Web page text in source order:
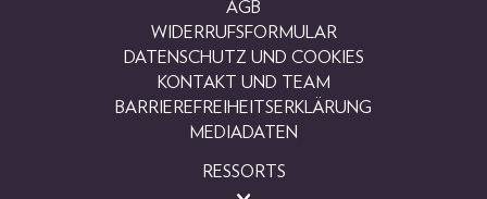
AGB
WIDERRUFSFORMULAR
DATENSCHUTZ UND COOKIES
KONTAKT UND TEAM
BARRIEREFREIHEITSERKLÄRUNG
MEDIADATEN
RESSORTS